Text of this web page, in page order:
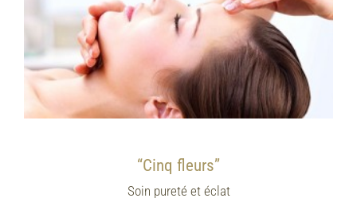
“Cinq fleurs”
Soin pureté et éclat